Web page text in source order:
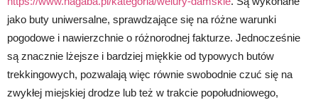
jako buty uniwersalne, sprawdzające się na różne warunki
pogodowe i nawierzchnie o różnorodnej fakturze. Jednocześnie
są znacznie lżejsze i bardziej miękkie od typowych butów
trekkingowych, pozwalają więc równie swobodnie czuć się na
zwykłej miejskiej drodze lub też w trakcie popołudniowego,